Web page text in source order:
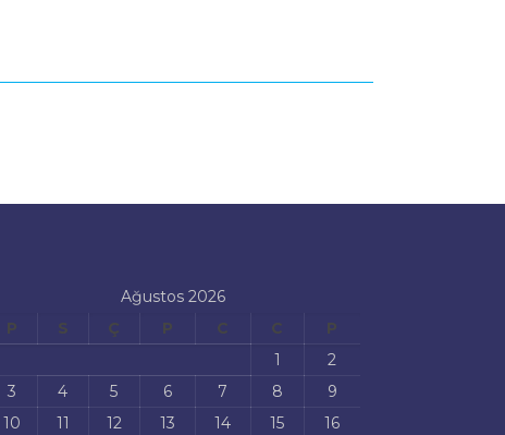
Ağustos 2026
P
S Ç P C C
P
1
2
3
4 5 6 7 8
9
10
11 12 13 14 15
16